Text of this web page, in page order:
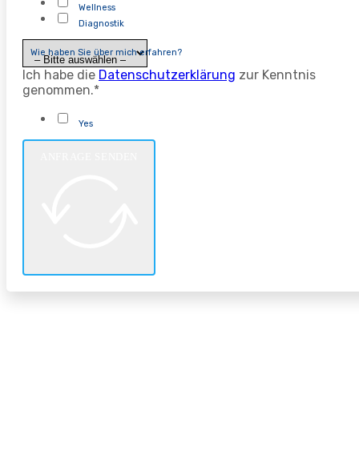
Wellness
Diagnostik
Wie haben Sie über mich erfahren?
Ich habe die Datenschutzerklärung zur Kenntnis
genommen.*
Yes